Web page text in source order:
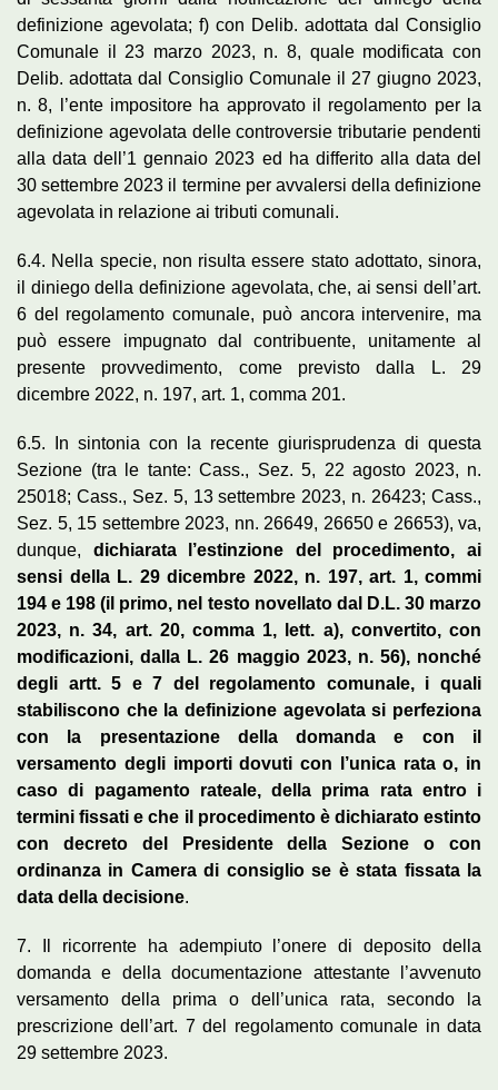
definizione agevolata; f) con Delib. adottata dal Consiglio
Comunale il 23 marzo 2023, n. 8, quale modificata con
Delib. adottata dal Consiglio Comunale il 27 giugno 2023,
n. 8, l’ente impositore ha approvato il regolamento per la
definizione agevolata delle controversie tributarie pendenti
alla data dell’1 gennaio 2023 ed ha differito alla data del
30 settembre 2023 il termine per avvalersi della definizione
agevolata in relazione ai tributi comunali.
6.4. Nella specie, non risulta essere stato adottato, sinora,
il diniego della definizione agevolata, che, ai sensi dell’art.
6 del regolamento comunale, può ancora intervenire, ma
può essere impugnato dal contribuente, unitamente al
presente provvedimento, come previsto dalla L. 29
dicembre 2022, n. 197, art. 1, comma 201.
6.5. In sintonia con la recente giurisprudenza di questa
Sezione (tra le tante: Cass., Sez. 5, 22 agosto 2023, n.
25018; Cass., Sez. 5, 13 settembre 2023, n. 26423; Cass.,
Sez. 5, 15 settembre 2023, nn. 26649, 26650 e 26653), va,
dunque, dichiarata l’estinzione del procedimento, ai
sensi della L. 29 dicembre 2022, n. 197, art. 1, commi
194 e 198 (il primo, nel testo novellato dal D.L. 30 marzo
2023, n. 34, art. 20, comma 1, lett. a), convertito, con
modificazioni, dalla L. 26 maggio 2023, n. 56), nonché
degli artt. 5 e 7 del regolamento comunale, i quali
stabiliscono che la definizione agevolata si perfeziona
con la presentazione della domanda e con il
versamento degli importi dovuti con l’unica rata o, in
caso di pagamento rateale, della prima rata entro i
termini fissati e che il procedimento è dichiarato estinto
con decreto del Presidente della Sezione o con
ordinanza in Camera di consiglio se è stata fissata la
data della decisione.
7. Il ricorrente ha adempiuto l’onere di deposito della
domanda e della documentazione attestante l’avvenuto
versamento della prima o dell’unica rata, secondo la
prescrizione dell’art. 7 del regolamento comunale in data
29 settembre 2023.